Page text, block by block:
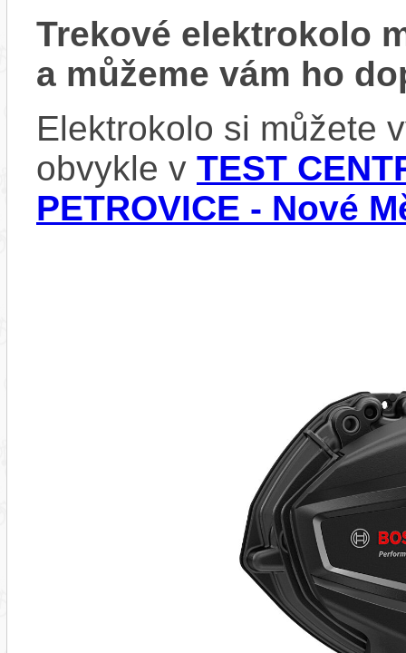
Trekové elektrokolo
a můžeme vám ho
Elektrokolo si můžete
obvykle v TEST
PETROVICE - Nové